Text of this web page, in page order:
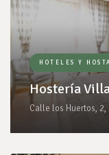
HOTELES Y
Hostería
Calle los Huertos,